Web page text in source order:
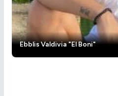
Ebblis Valdivia "El Boni"